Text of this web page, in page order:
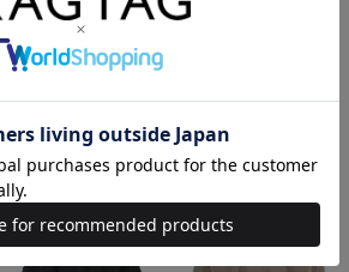
BATONER
マフラー
サイズ：-
8,800円（税込）
BATONER
21,800円（税込）